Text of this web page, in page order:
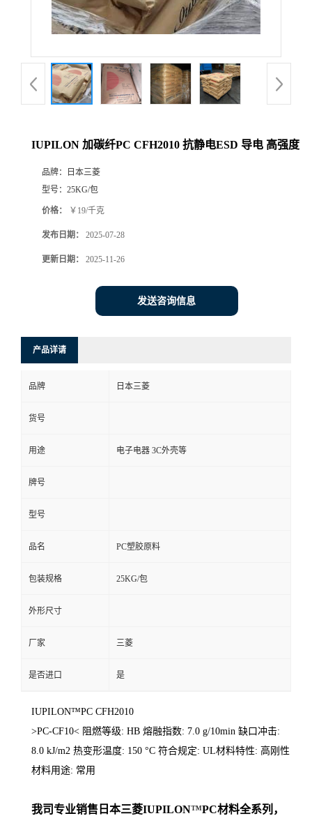
IUPILON 加碳纤PC CFH2010 抗静电ESD 导电 高强度
品牌：
日本三菱
型号： 25KG/包
价格： ￥19/千克
发布日期： 2025-07-28
更新日期： 2025-11-26
发送咨询信息
产品详请
品牌 日本三菱
货号
用途 电子电器 3C外壳等
牌号
型号
品名 PC塑胶原料
包装规格 25KG/包
外形尺寸
厂家 三菱
是否进口 是
IUPILON™PC CFH2010
>PC-CF10< 阻燃等级: HB 熔融指数: 7.0 g/10min 缺口冲击:
8.0 kJ/m2 热变形温度: 150 °C 符合规定: UL材料特性: 高刚性
材料用途: 常用
我司专业销售日本三菱IUPILON™PC材料全系列 ，